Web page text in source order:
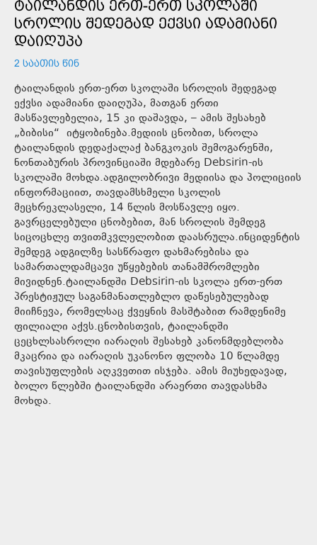
ᲢᲐᲘᲚᲐᲜᲓᲘᲡ ᲔᲠᲗ-ᲔᲠᲗ ᲡᲙᲝᲚᲐᲨᲘ
ᲡᲠᲝᲚᲘᲡ ᲨᲔᲓᲔᲒᲐᲓ ᲔᲥᲕᲡᲘ ᲐᲓᲐᲛᲘᲐᲜᲘ
ᲓᲐᲘᲦᲣᲞᲐ
2 ᲡᲐᲐᲗᲘᲡ ᲬᲘᲜ
ტაილანდის ერთ-ერთ სკოლაში სროლის შედეგად
ექვსი ადამიანი დაიღუპა, მათგან ერთი
მასწავლებელია, 15 კი დაშავდა, – ამის შესახებ
„ბიბისი“ იტყობინება.მედიის ცნობით, სროლა
ტაილანდის დედაქალაქ ბანგკოკის შემოგარენში,
ნონთაბურის პროვინციაში მდებარე Debsirin-ის
სკოლაში მოხდა.ადგილობრივი მედიისა და პოლიციის
ინფორმაციით, თავდამსხმელი სკოლის
მეცხრეკლასელი, 14 წლის მოსწავლე იყო.
გავრცელებული ცნობებით, მან სროლის შემდეგ
სიცოცხლე თვითმკვლელობით დაასრულა.ინციდენტის
შემდეგ ადგილზე სასწრაფო დახმარებისა და
სამართალდამცავი უწყებების თანამშრომლები
მივიდნენ.ტაილანდში Debsirin-ის სკოლა ერთ-ერთ
პრესტიჟულ საგანმანათლებლო დაწესებულებად
მიიჩნევა, რომელსაც ქვეყნის მასშტაბით რამდენიმე
ფილიალი აქვს.ცნობისთვის, ტაილანდში
ცეცხლსასროლი იარაღის შესახებ კანონმდებლობა
მკაცრია და იარაღის უკანონო ფლობა 10 წლამდე
თავისუფლების აღკვეთით ისჯება. ამის მიუხედავად,
ბოლო წლებში ტაილანდში არაერთი თავდასხმა
მოხდა.